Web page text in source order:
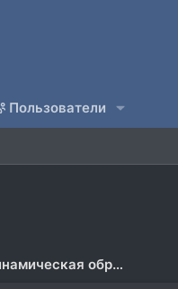
Пользователи
Предусилители/Динамическая обработка